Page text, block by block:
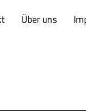
Über uns